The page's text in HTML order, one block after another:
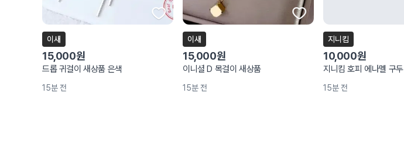
이새
15,000원
드롭 귀걸이 새상품 은색
15분 전
이새
15,000원
이니셜 D 목걸이 새상품
15분 전
지니킴
10,000원
지니킴 호피 에나멜 구두
15분 전